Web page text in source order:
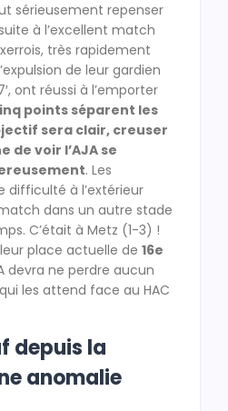
sérieusement repenser
à l’excellent match
très rapidement
de leur gardien
ont réussi à l’emporter
points séparent les
sera clair, creuser
de voir l’AJA se
. Les
difficulté à l’extérieur
dans un autre stade
C’était à Metz (1-3) !
place actuelle de 16e
devra ne perdre aucun
les attend face au HAC
depuis la
anomalie